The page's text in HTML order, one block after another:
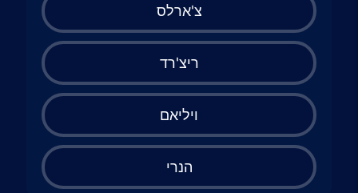
צ'ארלס
ריצ'רד
ויליאם
הנרי